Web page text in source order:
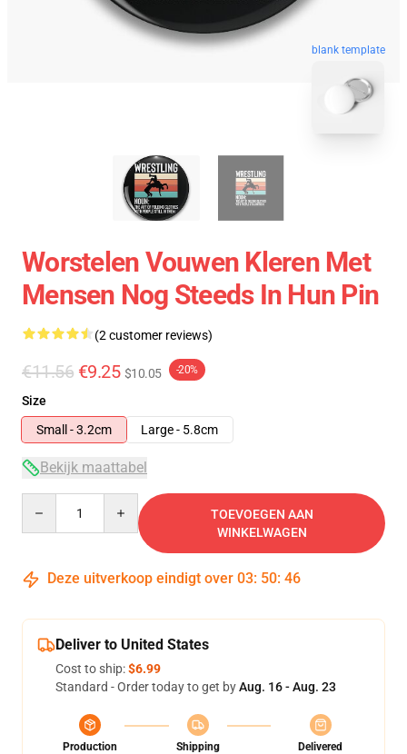
blank template
Worstelen Vouwen Kleren Met
Mensen Nog Steeds In Hun Pin
(2 customer reviews)
€11.56 €9.25 $10.05 -20%
Size
Small - 3.2cm
Large - 5.8cm
Bekijk maattabel
TOEVOEGEN AAN
WINKELWAGEN
Deze uitverkoop eindigt over 03: 50: 46
Deliver to United States
Cost to ship:$6.99
Standard - Order today to get byAug. 16 - Aug. 23
Production
Shipping
Delivered